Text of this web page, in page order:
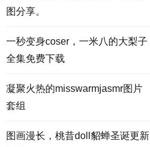
图分享。
一秒变身coser，一米八的大梨子
全集免费下载
凝聚火热的misswarmjasmr图片
套组
图画漫长，桃昔doll貂蝉圣诞更新